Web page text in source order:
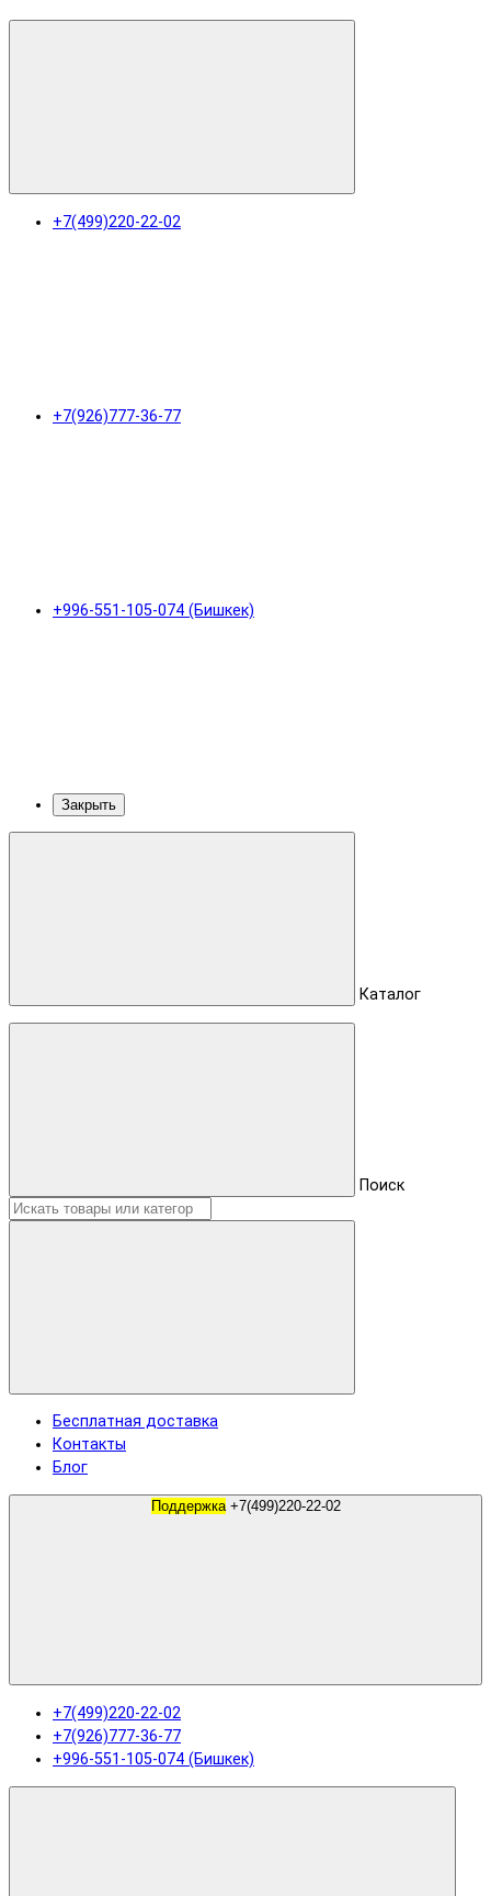
+7(499)220-22-02
+7(926)777-36-77
+996-551-105-074 (Бишкек)
Закрыть
Каталог
Поиск
Бесплатная доставка
Контакты
Блог
Поддержка +7(499)220-22-02
+7(499)220-22-02
+7(926)777-36-77
+996-551-105-074 (Бишкек)